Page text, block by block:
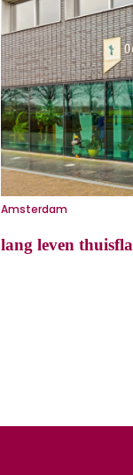
lang leven
Amsterdam